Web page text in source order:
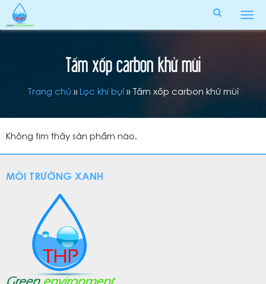
Tấm xốp carbon khử mùi
Trang chủ » Lọc khí bụi » Tấm xốp carbon khử mùi
Không tìm thấy sản phẩm nào.
MÔI TRƯỜNG XANH